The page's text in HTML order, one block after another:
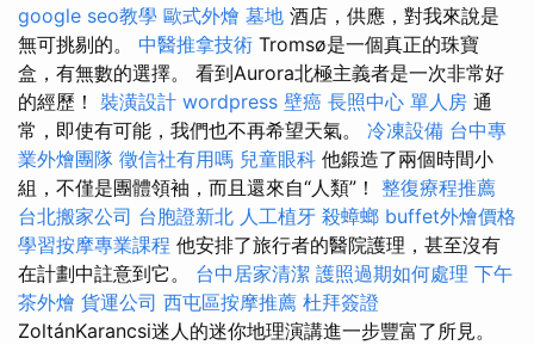
google seo教學 歐式外燴 墓地 酒店，供應，對我來說是
無可挑剔的。 中醫推拿技術 Tromsø是一個真正的珠寶
盒，有無數的選擇。 看到Aurora北極主義者是一次非常好
的經歷！ 裝潢設計 wordpress 壁癌 長照中心 單人房 通
常，即使有可能，我們也不再希望天氣。 冷凍設備 台中專
業外燴團隊 徵信社有用嗎 兒童眼科 他鍛造了兩個時間小
組，不僅是團體領袖，而且還來自“人類”！ 整復療程推薦
台北搬家公司 台胞證新北 人工植牙 殺蟑螂 buffet外燴價格
學習按摩專業課程 他安排了旅行者的醫院護理，甚至沒有
在計劃中註意到它。 台中居家清潔 護照過期如何處理 下午
茶外燴 貨運公司 西屯區按摩推薦 杜拜簽證
ZoltánKarancsi迷人的迷你地理演講進一步豐富了所見。